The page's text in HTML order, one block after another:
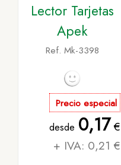
Lector Tarjetas
Apek
Ref. Mk-3398
Precio especial
desde 0,17 €
+ IVA: 0,21 €